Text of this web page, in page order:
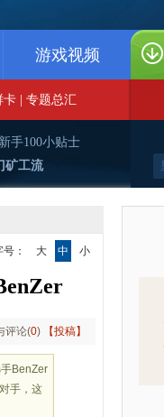
游戏视频
卡 专题总汇
新手100小贴士
矿工流
号： 大 中 小
评论(0) 【投稿】
BenZer
手，这